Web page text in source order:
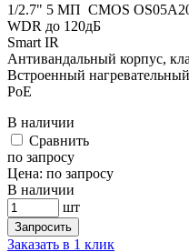
1/2.7" 5 МП CMOS
WDR до 120дБ
Smart IR
Антивандальный корпус,
Встроенный
PoE
В наличии
Cравнить
по запросу
Цена: по запросу
В наличии
шт
Запросить
Заказать в 1 клик